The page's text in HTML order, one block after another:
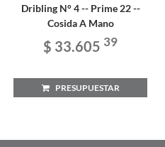
Dribling N° 4 -- Prime 22 --
Cosida A Mano
$ 33.605 39
PRESUPUESTAR